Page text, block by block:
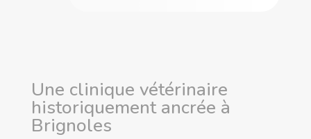
Une clinique vétérinaire
historiquement ancrée à
Brignoles